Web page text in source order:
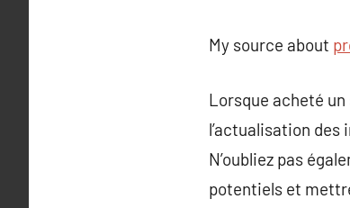
My source about
Lorsque acheté
l’actualisation
N’oubliez pas
potentiels et